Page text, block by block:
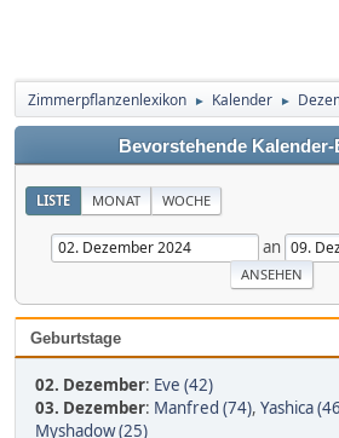
Zimmerpflanzenlexikon ► Kalender ►
Bevorstehende
LISTE MONAT WOCHE
an
Geburtstage
02. Dezember: Eve (42)
03. Dezember: Manfred (74), Yashica
Myshadow (25)